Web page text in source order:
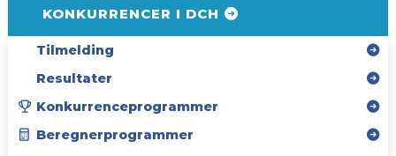
KONKURRENCER I DCH
Tilmelding
Resultater
Konkurrenceprogrammer
Beregnerprogrammer